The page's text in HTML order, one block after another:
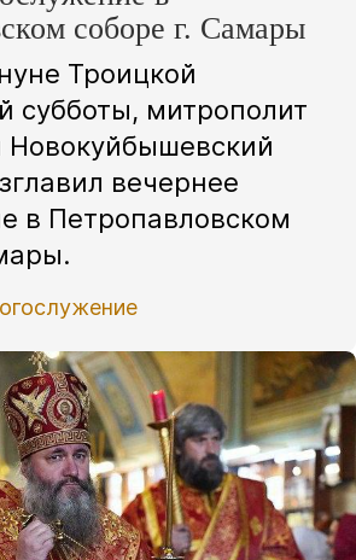
соборе г. Самары
Троицкой
субботы, митрополит
вечернее
в Петропавловском